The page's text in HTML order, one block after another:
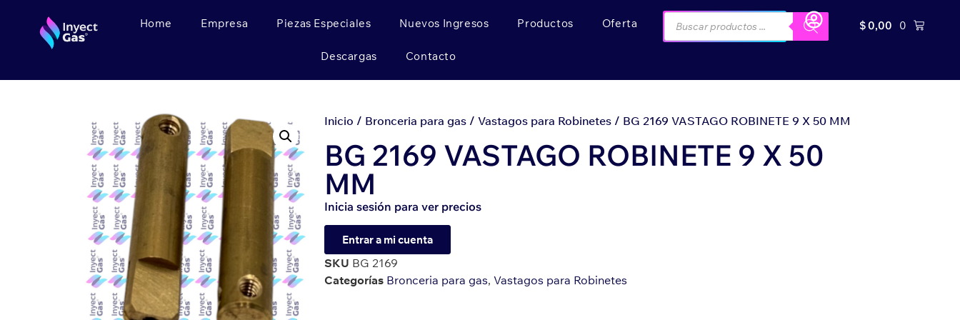
Home Empresa Piezas Especiales Nuevos Ingresos Productos Oferta
Descargas Contacto
$0,00 0
Inicio / Bronceria para gas / Vastagos para Robinetes / BG 2169 VASTAGO ROBINETE 9 X 50 MM
BG 2169 VASTAGO ROBINETE 9 X 50
MM
Inicia sesión para ver precios
Entrar a mi cuenta
SKU BG 2169
Categorías Bronceria para gas, Vastagos para Robinetes